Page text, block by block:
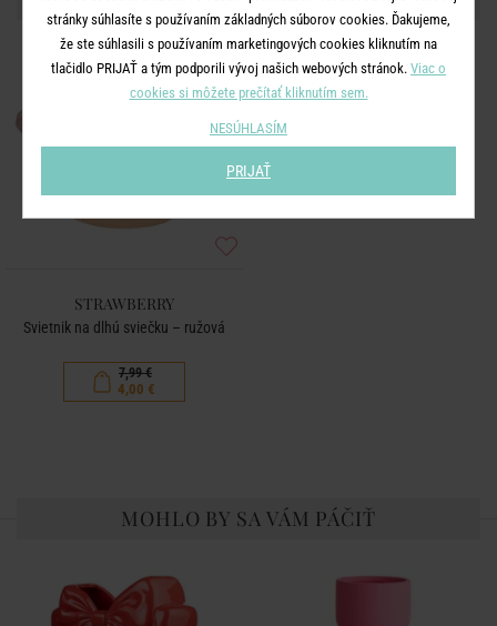
-50
STRAWBERRY
Svietnik na dlhú sviečku – ružová
7,99 €
4,00 €
MOHLO BY SA VÁM PÁČIŤ
stránky súhlasíte s používaním základných súborov cookies. Ďakujeme,
že ste súhlasili s používaním marketingových cookies kliknutím na
tlačidlo PRIJAŤ a tým podporili vývoj našich webových stránok. Viac o
cookies si môžete prečítať kliknutím sem.
NESÚHLASÍM
PRIJAŤ